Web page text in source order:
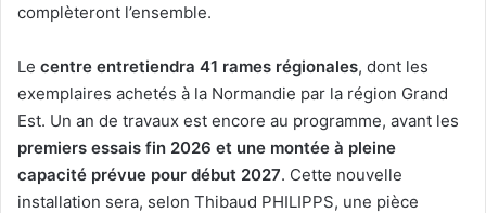
complèteront l’ensemble.
Le centre entretiendra 41 rames régionales, dont les
exemplaires achetés à la Normandie par la région Grand
Est. Un an de travaux est encore au programme, avant les
premiers essais fin 2026 et une montée à pleine
capacité prévue pour début 2027. Cette nouvelle
installation sera, selon Thibaud PHILIPPS, une pièce